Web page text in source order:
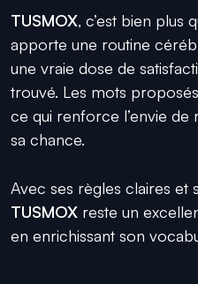
TUSMOX, c’est bien plus
apporte une routine
une vraie dose de
trouvé. Les mots
ce qui renforce l’envie
sa chance.
Avec ses règles claires et
TUSMOX reste un
en enrichissant son